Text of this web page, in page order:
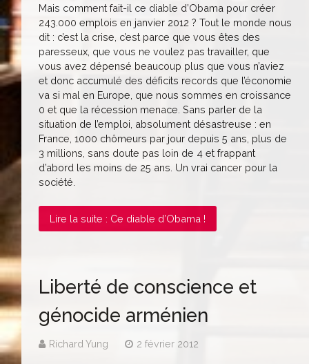
Mais comment fait-il ce diable d’Obama pour créer
243.000 emplois en janvier 2012 ? Tout le monde nous
dit : c’est la crise, c’est parce que vous êtes des
paresseux, que vous ne voulez pas travailler, que
vous avez dépensé beaucoup plus que vous n’aviez
et donc accumulé des déficits records que l’économie
va si mal en Europe, que nous sommes en croissance
0 et que la récession menace. Sans parler de la
situation de l’emploi, absolument désastreuse : en
France, 1000 chômeurs par jour depuis 5 ans, plus de
3 millions, sans doute pas loin de 4 et frappant
d’abord les moins de 25 ans. Un vrai cancer pour la
société.
Lire la suite : Ce diable d’Obama !
Liberté de conscience et
génocide arménien
Richard Yung 2 février 2012